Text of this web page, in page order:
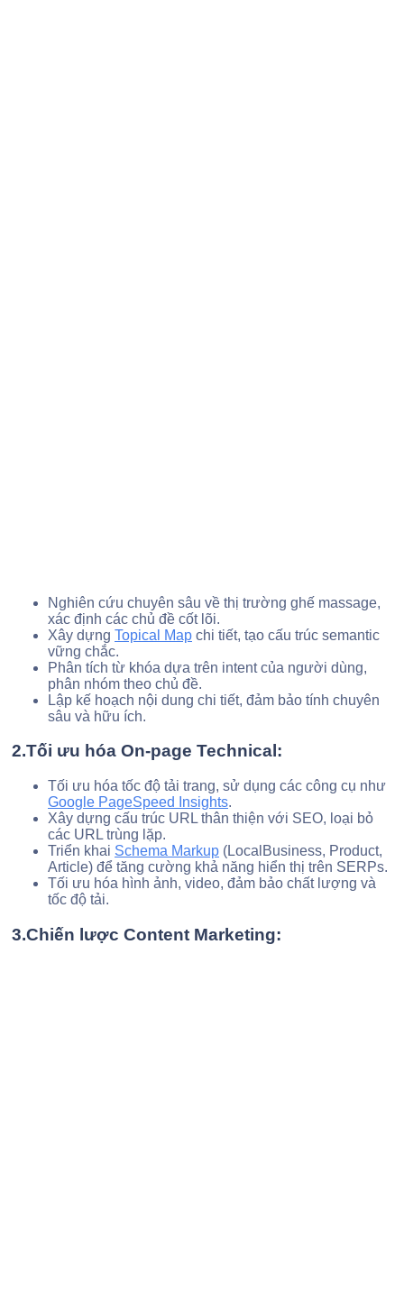
Nghiên cứu chuyên sâu về thị trường ghế massage,
xác định các chủ đề cốt lõi.
Xây dựng Topical Map chi tiết, tạo cấu trúc semantic
vững chắc.
Phân tích từ khóa dựa trên intent của người dùng,
phân nhóm theo chủ đề.
Lập kế hoạch nội dung chi tiết, đảm bảo tính chuyên
sâu và hữu ích.
2.Tối ưu hóa On-page Technical:
Tối ưu hóa tốc độ tải trang, sử dụng các công cụ như
Google PageSpeed Insights.
Xây dựng cấu trúc URL thân thiện với SEO, loại bỏ
các URL trùng lặp.
Triển khai Schema Markup (LocalBusiness, Product,
Article) để tăng cường khả năng hiển thị trên SERPs.
Tối ưu hóa hình ảnh, video, đảm bảo chất lượng và
tốc độ tải.
3.Chiến lược Content Marketing: